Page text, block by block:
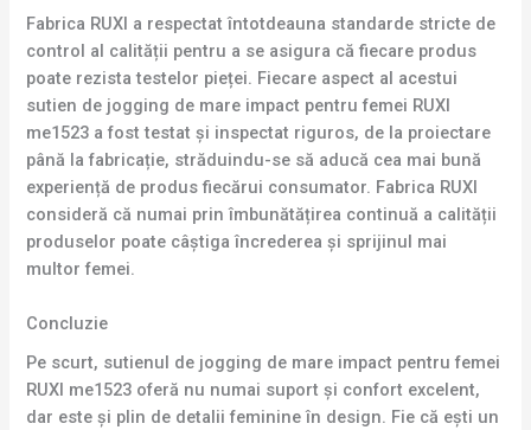
Fabrica RUXI a respectat întotdeauna standarde stricte de
control al calității pentru a se asigura că fiecare produs
poate rezista testelor pieței. Fiecare aspect al acestui
sutien de jogging de mare impact pentru femei RUXI
me1523 a fost testat și inspectat riguros, de la proiectare
până la fabricație, străduindu-se să aducă cea mai bună
experiență de produs fiecărui consumator. Fabrica RUXI
consideră că numai prin îmbunătățirea continuă a calității
produselor poate câștiga încrederea și sprijinul mai
multor femei.
Concluzie
Pe scurt, sutienul de jogging de mare impact pentru femei
RUXI me1523 oferă nu numai suport și confort excelent,
dar este și plin de detalii feminine în design. Fie că ești un